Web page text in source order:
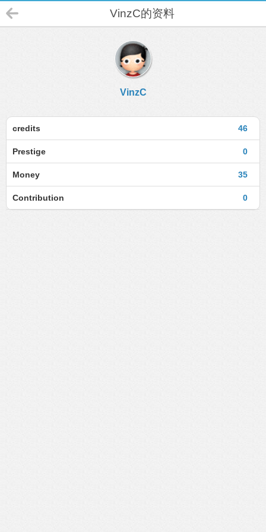
VinzC的资料
VinzC
46
credits
0
Prestige
35
Money
0
Contribution